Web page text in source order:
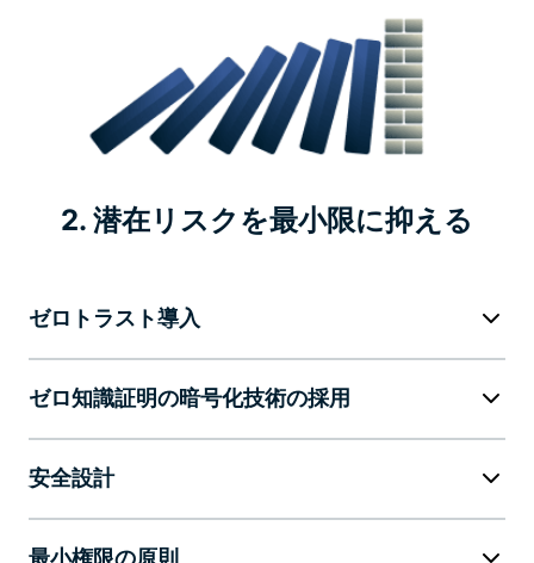
2. 潜在リスクを最小限に抑える
ゼロトラスト導入
ゼロ知識証明の暗号化技術の採用
安全設計